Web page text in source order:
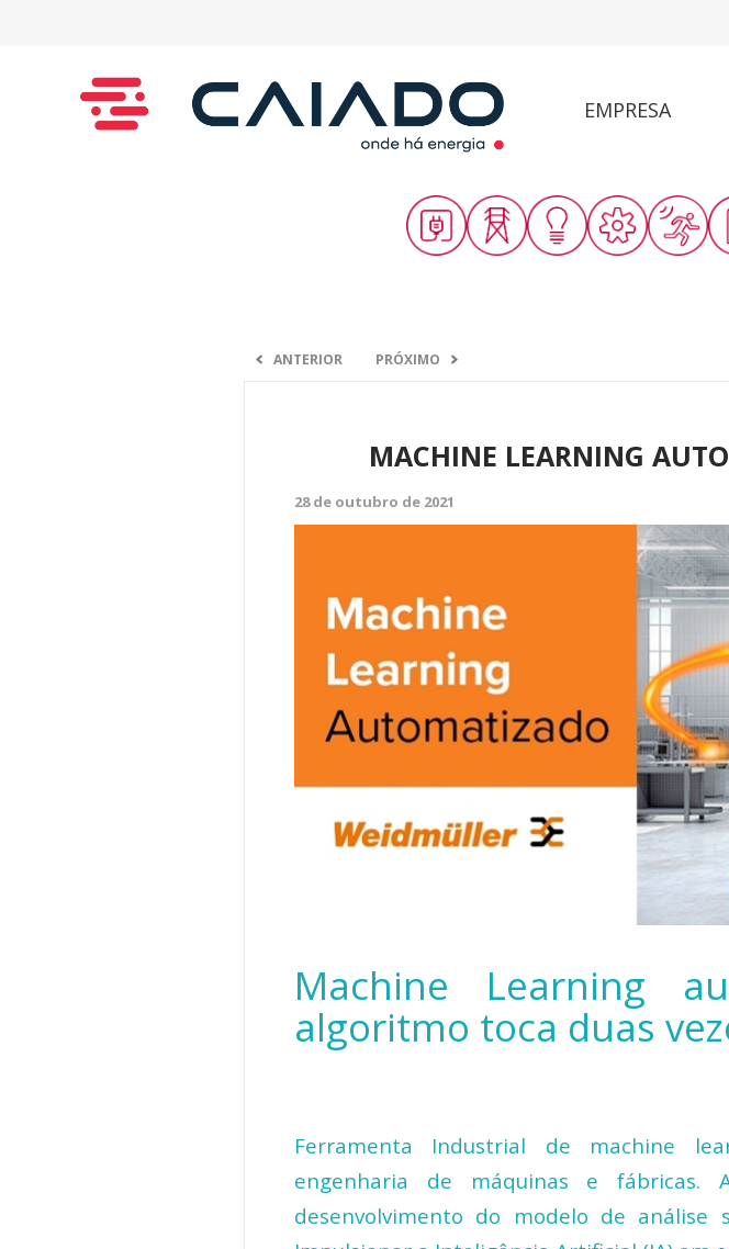
EMPRESA
ANTERIOR PRÓXIMO
MACHINE LEARNING
28 de outubro de 2021
Machine Learning
algoritmo toca duas
Ferramenta Industrial de machine
engenharia de máquinas e fábricas.
desenvolvimento do modelo de